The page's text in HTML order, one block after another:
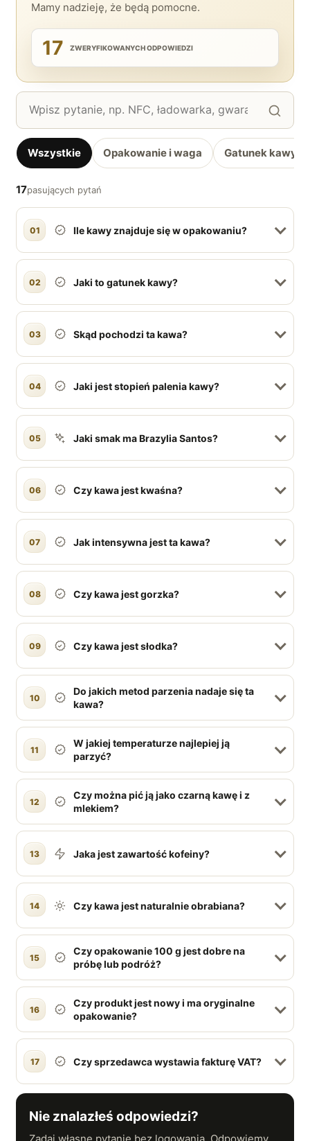
Mamy nadzieję, że będą pomocne.
17 ZWERYFIKOWANYCH ODPOWIEDZI
Szukaj
pytaniach
Wszystkie Opakowanie i waga Gatunek kawy
17pasujących pytań
01 Ile kawy znajduje się w opakowaniu?
02 Jaki to gatunek kawy?
03 Skąd pochodzi ta kawa?
04 Jaki jest stopień palenia kawy?
05 Jaki smak ma Brazylia Santos?
06 Czy kawa jest kwaśna?
07 Jak intensywna jest ta kawa?
08 Czy kawa jest gorzka?
09 Czy kawa jest słodka?
10
Do jakich metod parzenia nadaje się ta
kawa?
11
W jakiej temperaturze najlepiej ją
parzyć?
12
Czy można pić ją jako czarną kawę i z
mlekiem?
13 Jaka jest zawartość kofeiny?
14 Czy kawa jest naturalnie obrabiana?
15
Czy opakowanie 100 g jest dobre na
próbę lub podróż?
16
Czy produkt jest nowy i ma oryginalne
opakowanie?
17 Czy sprzedawca wystawia fakturę VAT?
Nie znalazłeś odpowiedzi?